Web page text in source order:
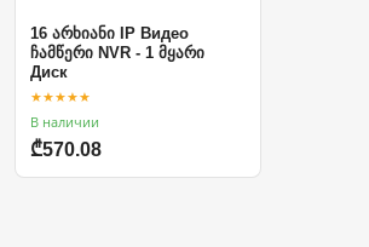
16 არხიანი IP Видео
ჩამწერი NVR - 1 მყარი
Диск
★★★★★
В наличии
₾570.08